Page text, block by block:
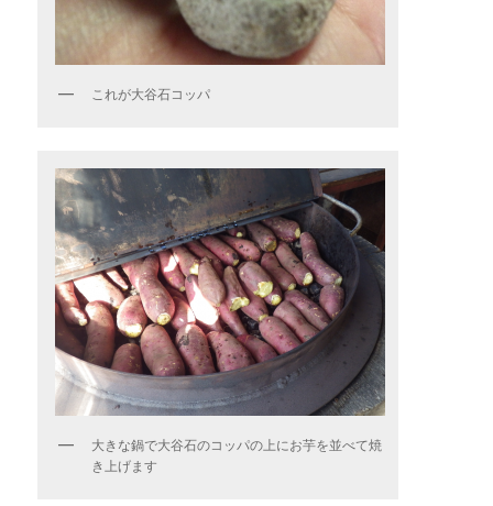
これが大谷石コッパ
大きな鍋で大谷石のコッパの上にお芋を並べて焼
き上げます